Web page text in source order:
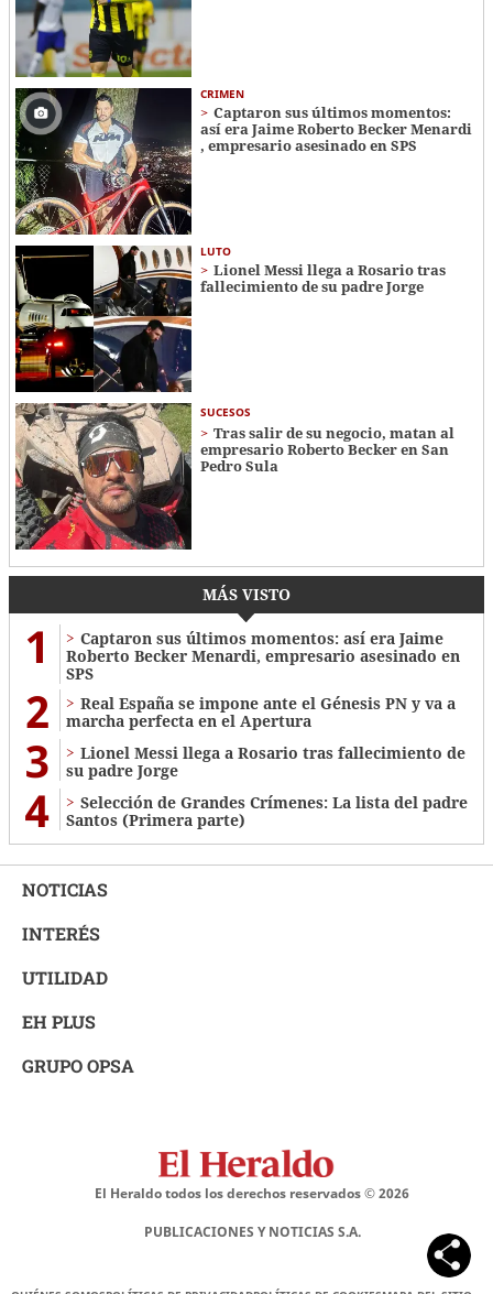
CRIMEN
Captaron sus últimos momentos:
así era Jaime Roberto Becker Menardi​​​
, empresario asesinado en SPS
LUTO
Lionel Messi llega a Rosario tras
fallecimiento de su padre Jorge
SUCESOS
Tras salir de su negocio, matan al
empresario Roberto Becker en San
Pedro Sula
MÁS VISTO
1
Captaron sus últimos momentos: así era Jaime
Roberto Becker Menardi​​​, empresario asesinado en
SPS
2
Real España se impone ante el Génesis PN y va a
marcha perfecta en el Apertura
3
Lionel Messi llega a Rosario tras fallecimiento de
su padre Jorge
4
Selección de Grandes Crímenes: La lista del padre
Santos (Primera parte)
NOTICIAS
INTERÉS
UTILIDAD
EH PLUS
GRUPO OPSA
El Heraldo todos los derechos reservados ©2026
PUBLICACIONES Y NOTICIAS S.A.